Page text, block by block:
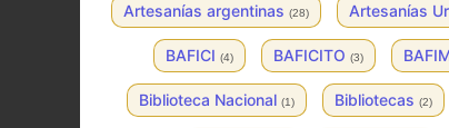
Artesanías argentinas (28) Artesanías
BAFICI (4) BAFICITO (3)
Biblioteca Nacional (1) Bibliotecas (2)